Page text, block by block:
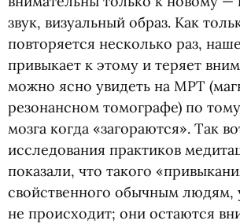
звук, визуальный образ. Как
повторяется несколько раз,
привыкает к этому и теряет
можно ясно увидеть на МРТ (
резонансном томографе) по
мозга когда «загораются». Так
исследования практиков
показали, что такого «
свойственного обычным людям,
не происходит; они остаются